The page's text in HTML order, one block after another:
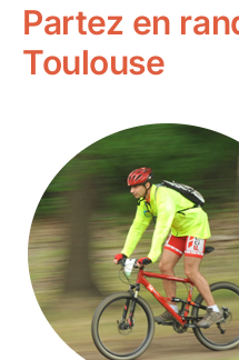
Partez en
Toulouse